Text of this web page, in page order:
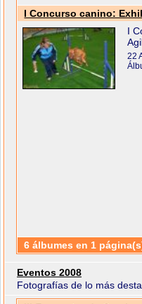
I Concurso canino:
I
22
6 álbumes en 1
Eventos 2008
Fotografías de lo más